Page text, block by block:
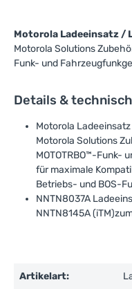
Motorola Ladeeinsatz /
Motorola Solutions
Funk- und
Details &
Motorola
Motorola Solutions
MOTOTRBO™-Funk-
für maximale
Betriebs- und BOS-
NNTN8037A
NNTN8145A
Artikelart: